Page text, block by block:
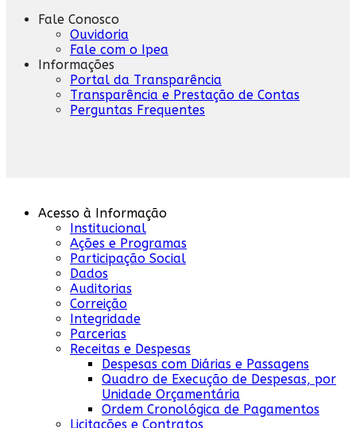
Fale Conosco
Ouvidoria
Fale com o Ipea
Informações
Portal da Transparência
Transparência e Prestação de Contas
Perguntas Frequentes
Acesso à Informação
Institucional
Ações e Programas
Participação Social
Dados
Auditorias
Correição
Integridade
Parcerias
Receitas e Despesas
Despesas com Diárias e Passagens
Quadro de Execução de Despesas, por
Unidade Orçamentária
Ordem Cronológica de Pagamentos
Licitações e Contratos